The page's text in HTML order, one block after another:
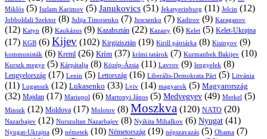
Miklós (5) Iszlam Karimov (5) Janukovics (51) Jekatyerinburg (11) Jelcin (12)
Jobboldali Szektor (8) Julija Timosenko (7) Juscsenko (7) Kadirov (9) Karaganov
(12) Katyn (8) Kaukázus (9) Kazahsztán (22) Kazany (6) Kelet (5) Kelet-Ukrajna
(17) KGB (6) Kijev (102) Kirgizisztán (19) Kirill pátriárka (8) Kisinyov (9)
kommunisták (6) Kreml (26) Krím (37) krími tatárok (7) Kurmanbek Bakijev (10)
Kurszk megye (5) Kárpátalja (8) Közép-Ázsia (11) Lavrov (9) lengyelek (8)
Lengyelország (17) Lenin (5) Lettország (16) Liberális-Demokrata Párt (5) Litvánia
(11) Luganszk (12) Lukasenko (33) Lviv (14) magyarok (5) Magyarország
(32) Majdan (17) Mariupol (6) Martonyi János (5) Medvegyev (49) Merkel (5)
Minszk (12) Moldova (17) Molotov (8) Moszkva (120) NATO (20)
Nazarbajev (12) Nurszultan Nazarbajev (8) Nyikita Mihalkov (6) Nyugat (41)
Nyugat-Ukrajna (9) németek (10) Németország (19) népszavazás (5) Obama (7)